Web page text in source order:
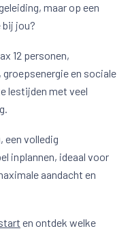
maar op een
bij jou?
12 personen,
en sociale
lestijden met veel
.
een volledig
inplannen, ideaal voor
aandacht en
en ontdek welke